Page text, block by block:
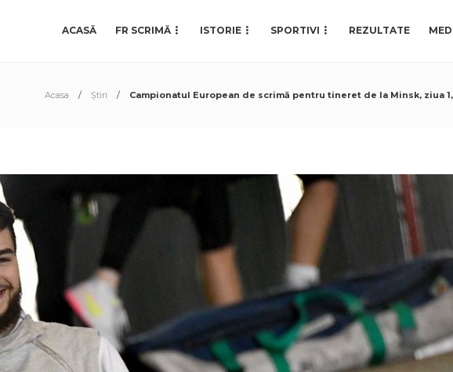
ACASĂ FR SCRIMĂ ISTORIE SPORTIVI REZULTATE
Acasa Știri Campionatul European de scrimă pentru tineret de la Minsk, ziua